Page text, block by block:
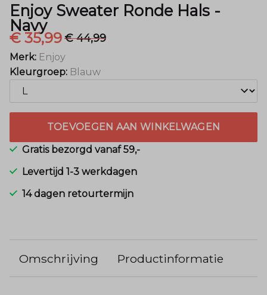
Enjoy Sweater Ronde Hals -
Navy
€ 35,99€ 44,99
Merk: Enjoy
Kleurgroep: Blauw
TOEVOEGEN AAN WINKELWAGEN
Gratis bezorgd vanaf 59,-
Levertijd 1-3 werkdagen
14 dagen retourtermijn
Omschrijving Productinformatie